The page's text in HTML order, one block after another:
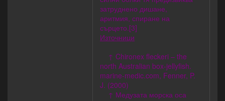
затруднено дишане,
аритмия, спиране на
сърцето.[3]
Източници
↑ Chironex fleckeri – the
north Australian box-jellyfish.
marine-medic.com, Fenner, P.
J. (2000)
↑ Медузата морска оса